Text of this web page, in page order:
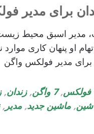
او پنهان کاری
,7 واگن ,زندان,
, ماشین جدید, مدیر ,